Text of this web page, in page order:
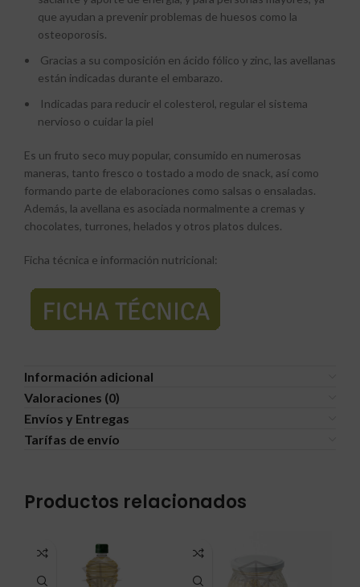
que ayudan a prevenir problemas de huesos como la
osteoporosis.
Gracias a su composición en ácido fólico y zinc, las avellanas
están indicadas durante el embarazo.
Indicadas para reducir el colesterol, regular el sistema
nervioso o cuidar la piel
Es un fruto seco muy popular, consumido en numerosas
maneras, tanto fresco o tostado a modo de snack, así como
formando parte de elaboraciones como salsas o ensaladas.
Además, la avellana es asociada normalmente a cremas y
chocolates, turrones, helados y otros platos dulces.
Ficha técnica e información nutricional:
Información adicional
Valoraciones (0)
Envíos y Entregas
Tarífas de envío
Productos relacionados